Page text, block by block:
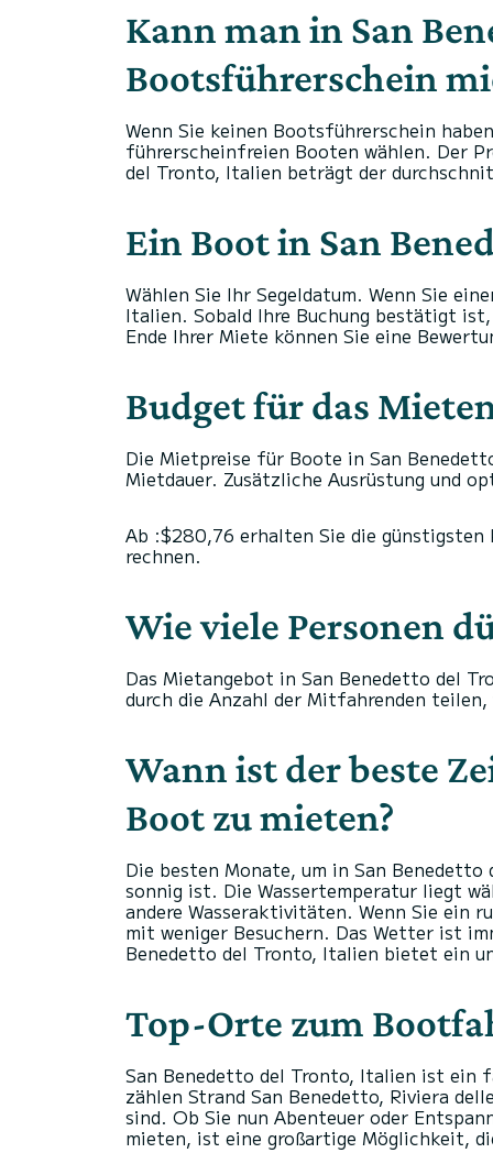
Kann man in San
Bootsführerschein
Wenn Sie keinen Bootsführerschein
führerscheinfreien Booten wählen. Der
del Tronto, Italien beträgt der
Ein Boot in San
Wählen Sie Ihr Segeldatum. Wenn Sie
Italien. Sobald Ihre Buchung bestätigt
Ende Ihrer Miete können Sie eine
Budget für das
Die Mietpreise für Boote in San
Mietdauer. Zusätzliche Ausrüstung und
Ab :$280,76 erhalten Sie die
rechnen.
Wie viele Personen
Das Mietangebot in San Benedetto del
durch die Anzahl der Mitfahrenden
Wann ist der beste
Boot zu mieten?
Die besten Monate, um in San
sonnig ist. Die Wassertemperatur liegt
andere Wasseraktivitäten. Wenn Sie ein
mit weniger Besuchern. Das Wetter ist
Benedetto del Tronto, Italien bietet ein
Top-Orte zum
San Benedetto del Tronto, Italien ist ein
zählen Strand San Benedetto, Riviera
sind. Ob Sie nun Abenteuer oder
mieten, ist eine großartige Möglichkeit,